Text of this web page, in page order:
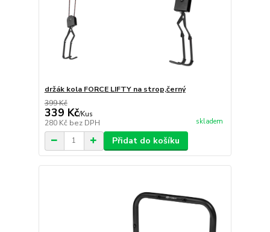
držák kola FORCE LIFTY na strop,černý
399 Kč
339 Kč/Kus
280 Kč bez DPH skladem
Přidat do košíku